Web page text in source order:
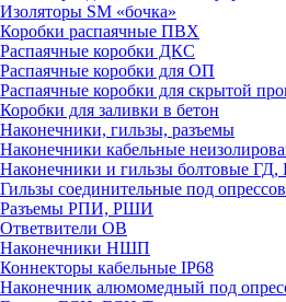
Изоляторы SM «бочка»
Коробки распаячные ПВХ
Распаячные коробки ДКС
Распаячные коробки для ОП
Распаячные коробки для скрытой
Коробки для заливки в бетон
Наконечники, гильзы, разъемы
Наконечники кабельные
Наконечники и гильзы болтовые
Гильзы соединительные под
Разъемы РПИ, РШИ
Ответвители ОВ
Наконечники НШП
Коннекторы кабельные IP68
Наконечник алюмомедный под